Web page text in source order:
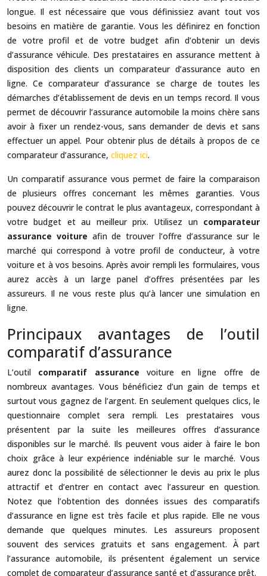
longue. Il est nécessaire que vous définissiez avant tout vos
besoins en matière de garantie. Vous les définirez en fonction
de votre profil et de votre budget afin d’obtenir un devis
d’assurance véhicule. Des prestataires en assurance mettent à
disposition des clients un comparateur d’assurance auto en
ligne. Ce comparateur d’assurance se charge de toutes les
démarches d’établissement de devis en un temps record. Il vous
permet de découvrir l’assurance automobile la moins chère sans
avoir à fixer un rendez-vous, sans demander de devis et sans
effectuer un appel. Pour obtenir plus de détails à propos de ce
comparateur d’assurance, cliquez ici.
Un comparatif assurance vous permet de faire la comparaison
de plusieurs offres concernant les mêmes garanties. Vous
pouvez découvrir le contrat le plus avantageux, correspondant à
votre budget et au meilleur prix. Utilisez uncomparateur
assurance voiture afin de trouver l’offre d’assurance sur le
marché qui correspond à votre profil de conducteur, à votre
voiture et à vos besoins. Après avoir rempli les formulaires, vous
aurez accès à un large panel d’offres présentées par les
assureurs. Il ne vous reste plus qu’à lancer une simulation en
ligne.
Principaux avantages de l’outil
comparatif d’assurance
L’outil comparatif assurance voiture en ligne offre de
nombreux avantages. Vous bénéficiez d’un gain de temps et
surtout vous gagnez de l’argent. En seulement quelques clics, le
questionnaire complet sera rempli. Les prestataires vous
présentent par la suite les meilleures offres d’assurance
disponibles sur le marché. Ils peuvent vous aider à faire le bon
choix grâce à leur expérience indéniable sur le marché. Vous
aurez donc la possibilité de sélectionner le devis au prix le plus
attractif et d’entrer en contact avec l’assureur en question.
Notez que l’obtention des données issues des comparatifs
d’assurance en ligne est très facile et plus rapide. Elle ne vous
demande que quelques minutes. Les assureurs proposent
souvent des services gratuits et sans engagement. À part
l’assurance automobile, ils présentent également un service
complet de comparateur d’assurance santé et d’assurance prêt.